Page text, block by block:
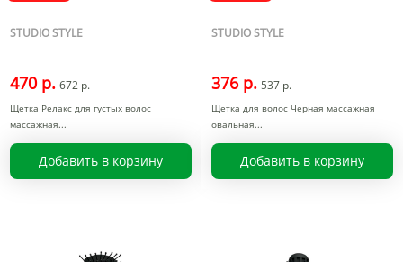
STUDIO STYLE
470 р. 672 р.
Щетка Релакс для густых волос
массажная
Добавить в корзину
STUDIO STYLE
376 р. 537 р.
Щетка для волос Черная массажная
овальная
Добавить в корзину